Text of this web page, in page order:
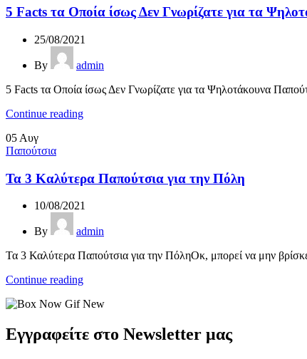
5 Facts τα Οποία ίσως Δεν Γνωρίζατε για τα
25/08/2021
By
admin
5 Facts τα Οποία ίσως Δεν Γνωρίζατε για τα Ψηλοτάκουνα
Continue reading
05 Αυγ
Παπούτσια
Τα 3 Καλύτερα Παπούτσια για την Πόλη
10/08/2021
By
admin
Τα 3 Καλύτερα Παπούτσια για την ΠόληΟκ, μπορεί να μην
Continue reading
Εγγραφείτε στο Newsletter μας